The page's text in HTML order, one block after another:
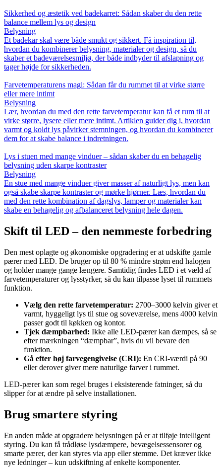
Sikkerhed og æstetik ved badekarret: Sådan skaber du den rette
balance mellem lys og design
Belysning
Et badekar skal være både smukt og sikkert. Få inspiration til,
hvordan du kombinerer belysning, materialer og design, så du
skaber et badeværelsesmiljø, der både indbyder til afslapning og
tager højde for sikkerheden.
Farvetemperaturens magi: Sådan får du rummet til at virke større
eller mere intimt
Belysning
Lær, hvordan du med den rette farvetemperatur kan få et rum til at
virke større, lysere eller mere intimt. Artiklen guider dig i, hvordan
varmt og koldt lys påvirker stemningen, og hvordan du kombinerer
dem for at skabe balance i indretningen.
Lys i stuen med mange vinduer – sådan skaber du en behagelig
belysning uden skarpe kontraster
Belysning
En stue med mange vinduer giver masser af naturligt lys, men kan
også skabe skarpe kontraster og mørke hjørner. Læs, hvordan du
med den rette kombination af dagslys, lamper og materialer kan
skabe en behagelig og afbalanceret belysning hele dagen.
Skift til LED – den nemmeste forbedring
Den mest oplagte og økonomiske opgradering er at udskifte gamle
pærer med LED. De bruger op til 80 % mindre strøm end halogen
og holder mange gange længere. Samtidig findes LED i et væld af
farvetemperaturer og lysstyrker, så du kan tilpasse lyset til rummets
funktion.
Vælg den rette farvetemperatur: 2700–3000 kelvin giver et
varmt, hyggeligt lys til stue og soveværelse, mens 4000 kelvin
passer godt til køkken og kontor.
Tjek dæmpbarhed: Ikke alle LED-pærer kan dæmpes, så se
efter mærkningen “dæmpbar”, hvis du vil bevare den
funktion.
Gå efter høj farvegengivelse (CRI): En CRI-værdi på 90
eller derover giver mere naturlige farver i rummet.
LED-pærer kan som regel bruges i eksisterende fatninger, så du
slipper for at ændre på selve installationen.
Brug smartere styring
En anden måde at opgradere belysningen på er at tilføje intelligent
styring. Du kan få trådløse lysdæmpere, bevægelsessensorer og
smarte pærer, der kan styres via app eller stemme. Det kræver ikke
nye ledninger – kun udskiftning af enkelte komponenter.